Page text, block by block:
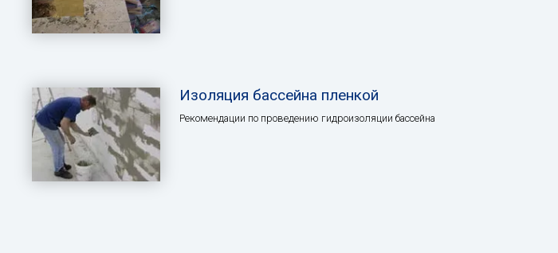
Изоляция бассейна пленкой
Рекомендации по проведению гидроизоляции бассейна